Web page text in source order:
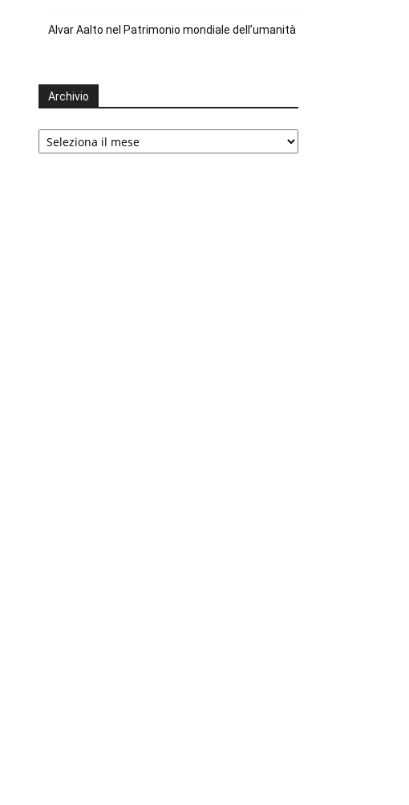
Alvar Aalto nel Patrimonio mondiale dell’umanità
Archivio
Archivio